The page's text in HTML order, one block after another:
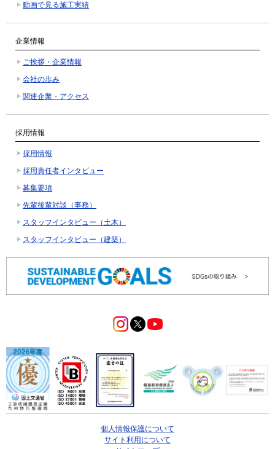
動画で見る施工実績
企業情報
ご挨拶・企業情報
会社の歩み
関連企業・アクセス
採用情報
採用情報
採用責任者インタビュー
募集要項
先輩後輩対談（事務）
スタッフインタビュー（土木）
スタッフインタビュー（建築）
個人情報保護について
サイト利用について